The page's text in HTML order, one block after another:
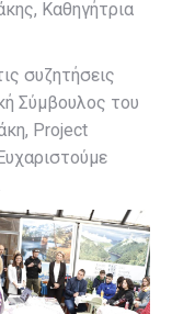
Καθηγήτρια
συζητήσεις
Σύμβουλος του
Project